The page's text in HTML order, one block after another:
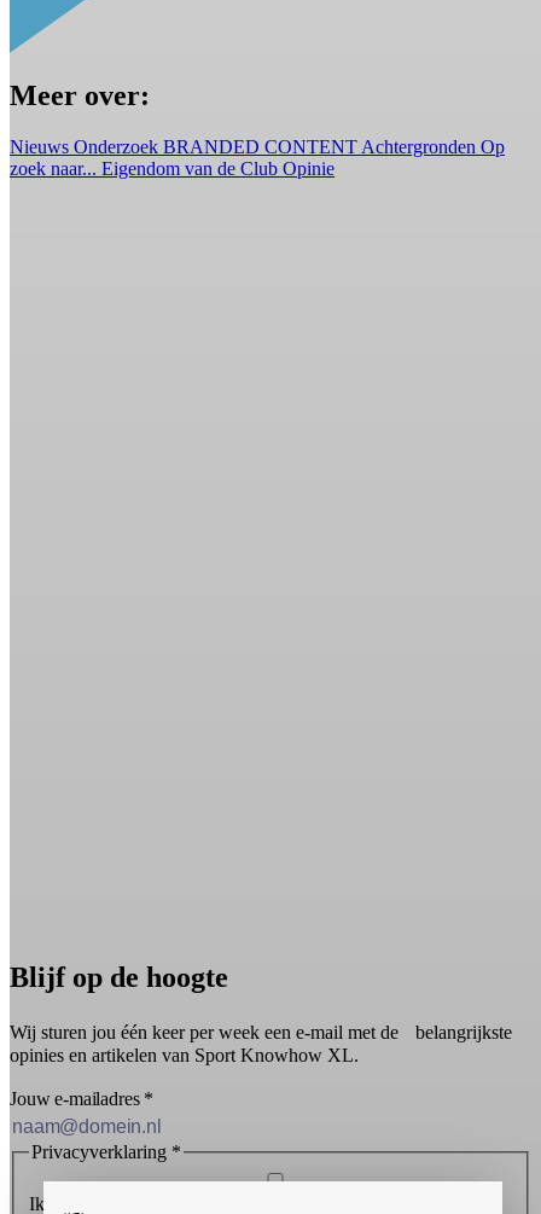
Meer over:
Nieuws Onderzoek BRANDED CONTENT Achtergronden Op
zoek naar... Eigendom van de Club Opinie
Blijf op de hoogte
Wij sturen jou één keer per week een e-mail met de belangrijkste
opinies en artikelen van Sport Knowhow XL.
Jouw e-mailadres *
Privacyverklaring *
Ik ontvang graag de nieuwsbrief en ga akkoord met de